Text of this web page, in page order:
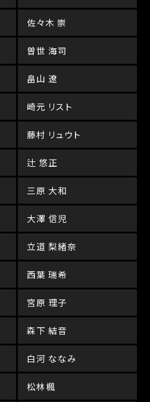
佐々木 崇
曽世 海司
畠山 遼
崎元 リスト
藤村 リュウト
辻 悠正
三原 大和
大澤 信児
立道 梨緒奈
西葉 瑞希
宮原 理子
森下 結音
白河 ななみ
松林楓